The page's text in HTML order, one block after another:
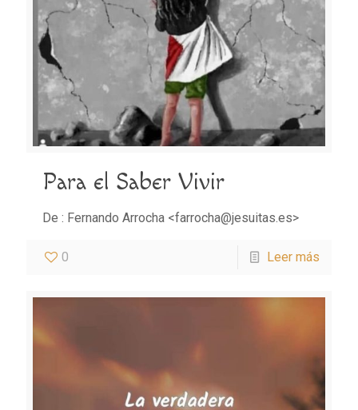
Para el Saber Vivir
De : Fernando Arrocha <farrocha@jesuitas.es>
0 Leer más